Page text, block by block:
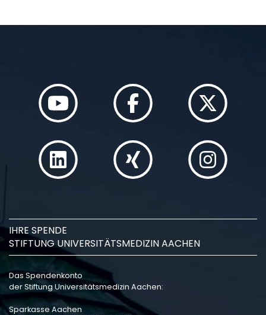
IHRE SPENDE
STIFTUNG UNIVERSITÄTSMEDIZIN AACHEN
Das Spendenkonto
der Stiftung Universitätsmedizin Aachen:
Sparkasse Aachen